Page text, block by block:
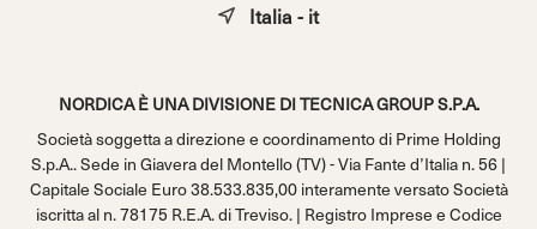
NORDICA È UNA DIVISIONE DI TECNICA GROUP S.P.A.
Società soggetta a direzione e coordinamento di Prime Holding
S.p.A.. Sede in Giavera del Montello (TV) - Via Fante d’Italia n. 56 |
Capitale Sociale Euro 38.533.835,00 interamente versato Società
iscritta al n. 78175 R.E.A. di Treviso. | Registro Imprese e Codice
Italia - it